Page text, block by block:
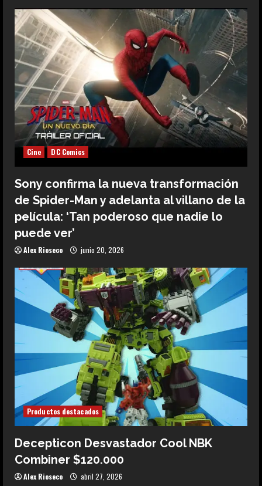
Cine DC Comics
Sony confirma la nueva transformación
de Spider-Man y adelanta al villano de la
película: ‘Tan poderoso que nadie lo
puede ver’
Alex Rioseco junio 20, 2026
Productos destacados
Decepticon Desvastador Cool NBK
Combiner $120.000
Alex Rioseco abril 27, 2026